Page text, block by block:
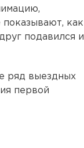
показывают, как
подавился и
ряд выездных
первой